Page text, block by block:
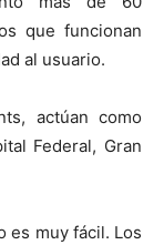
que funcionan
al usuario.
actúan como
Federal, Gran
es muy fácil. Los